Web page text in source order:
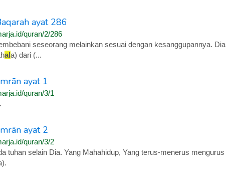
ayat 286
quran/2/286
seseorang melainkan sesuai dengan kesanggupannya. Dia
ala) dari (...
ayat 1
quran/3/1
ayat 2
quran/3/2
tuhan selain Dia. Yang Mahahidup, Yang terus-menerus mengurus